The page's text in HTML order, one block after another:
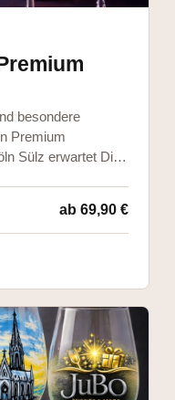
besondere
Premium
Sülz erwartet Dich
&
ab 69,90 €